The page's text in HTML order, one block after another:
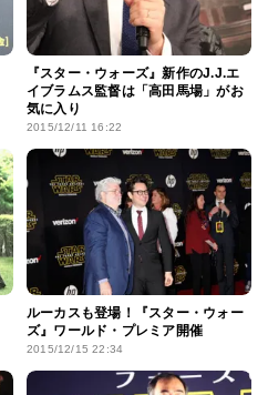
『スター・ウォーズ』新作のJ.J.エ
イブラムス監督は「高田馬場」がお
気に入り
2015/12/11 16:22
ルーカスも登場！『スター・ウォー
ズ』ワールド・プレミア開催
2015/12/15 22:34